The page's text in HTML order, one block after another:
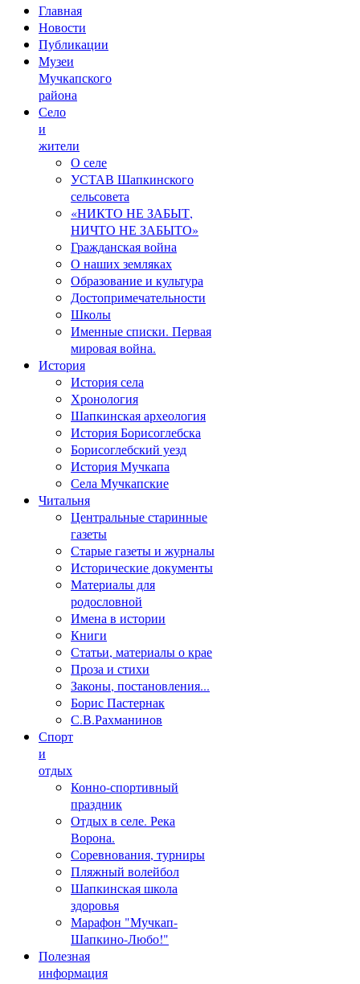
Главная
Новости
Публикации
Музеи
Мучкапского
района
Село
и
жители
О селе
УСТАВ Шапкинского
сельсовета
«НИКТО НЕ ЗАБЫТ,
НИЧТО НЕ ЗАБЫТО»
Гражданская война
О наших земляках
Образование и культура
Достопримечательности
Школы
Именные списки. Первая
мировая война.
История
История села
Хронология
Шапкинская археология
История Борисоглебска
Борисоглебский уезд
История Мучкапа
Села Мучкапские
Читальня
Центральные старинные
газеты
Старые газеты и журналы
Исторические документы
Материалы для
родословной
Имена в истории
Книги
Статьи, материалы о крае
Проза и стихи
Законы, постановления...
Борис Пастернак
С.В.Рахманинов
Спорт
и
отдых
Конно-спортивный
праздник
Отдых в селе. Река
Ворона.
Соревнования, турниры
Пляжный волейбол
Шапкинская школа
здоровья
Марафон "Мучкап-
Шапкино-Любо!"
Полезная
информация